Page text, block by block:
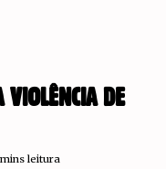
VIOLÊNCIA DE
leitura